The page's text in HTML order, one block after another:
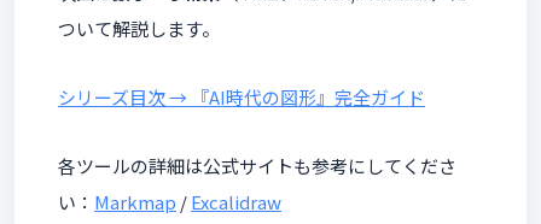
ついて解説します。
シリーズ目次 → 『AI時代の図形』完全ガイド
各ツールの詳細は公式サイトも参考にしてくださ
い： Markmap /Excalidraw